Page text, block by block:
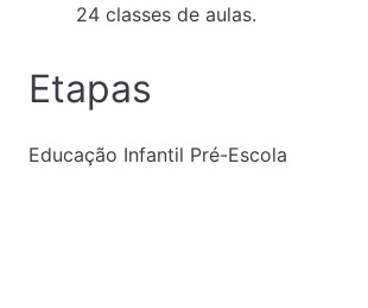
24 classes de aulas.
Etapas
Educação Infantil Pré-Escola